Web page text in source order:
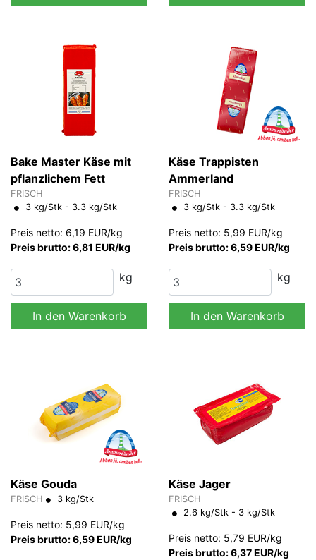
Bake Master Käse mit
pflanzlichem Fett
FRISCH
3 kg/Stk - 3.3 kg/Stk
Preis netto: 6,19 EUR/kg
Preis brutto: 6,81 EUR/kg
kg
In den Warenkorb
Käse Trappisten
Ammerland
FRISCH
3 kg/Stk - 3.3 kg/Stk
Preis netto: 5,99 EUR/kg
Preis brutto: 6,59 EUR/kg
kg
In den Warenkorb
Käse Gouda
FRISCH 3 kg/Stk
Preis netto: 5,99 EUR/kg
Preis brutto: 6,59 EUR/kg
Käse Jager
FRISCH
2.6 kg/Stk - 3 kg/Stk
Preis netto: 5,79 EUR/kg
Preis brutto: 6,37 EUR/kg